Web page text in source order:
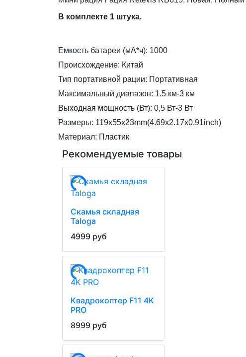
В комплекте 1 штука.
Емкость батареи (мА*ч): 1000
Происхождение: Китай
Тип портативной рации: Портативная
Максимальный диапазон: 1.5 км-3 км
Выходная мощность (Вт): 0,5 Вт-3 Вт
Размеры: 119x55x23mm(4.69x2.17x0.91inch)
Материал: Пластик
Рекомендуемые товары
Скамья складная
Taloga
4999 руб
Квадрокоптер F11 4K
PRO
8999 руб